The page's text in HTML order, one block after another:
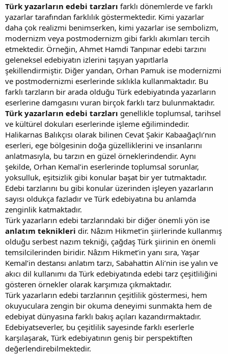
Türk yazarların edebi tarzları farklı dönemlerde ve farklı
yazarlar tarafından farklılık göstermektedir. Kimi yazarlar
daha çok realizmi benimserken, kimi yazarlar ise sembolizm,
modernizm veya postmodernizm gibi farklı akımları tercih
etmektedir. Örneğin, Ahmet Hamdi Tanpınar edebi tarzını
geleneksel edebiyatın izlerini taşıyan yapıtlarla
şekillendirmiştir. Diğer yandan, Orhan Pamuk ise modernizmi
ve postmodernizmi eserlerinde sıklıkla kullanmaktadır. Bu
farklı tarzların bir arada olduğu Türk edebiyatında yazarların
eserlerine damgasını vuran birçok farklı tarz bulunmaktadır.
Türk yazarların edebi tarzları genellikle toplumsal, tarihsel
ve kültürel dokuları eserlerinde işleme eğilimindedir.
Halikarnas Balıkçısı olarak bilinen Cevat Şakir Kabaağaçlı’nın
eserleri, ege bölgesinin doğa güzelliklerini ve insanlarını
anlatmasıyla, bu tarzın en güzel örneklerindendir. Aynı
şekilde, Orhan Kemal’in eserlerinde toplumsal sorunlar,
yoksulluk, eşitsizlik gibi konular başat bir yer tutmaktadır.
Edebi tarzlarını bu gibi konular üzerinden işleyen yazarların
sayısı oldukça fazladır ve Türk edebiyatına bu anlamda
zenginlik katmaktadır.
Türk yazarların edebi tarzlarındaki bir diğer önemli yön ise
anlatım teknikleri dir. Nâzım Hikmet’in şiirlerinde kullanmış
olduğu serbest nazım tekniği, çağdaş Türk şiirinin en önemli
temsilcilerinden biridir. Nâzım Hikmet’in yanı sıra, Yaşar
Kemal’in destansı anlatım tarzı, Sabahattin Ali’nin ise yalın ve
akıcı dil kullanımı da Türk edebiyatında edebi tarz çeşitliliğini
gösteren örnekler olarak karşımıza çıkmaktadır.
Türk yazarların edebi tarzlarının çeşitlilik göstermesi, hem
okuyuculara zengin bir okuma deneyimi sunmakta hem de
edebiyat dünyasına farklı bakış açıları kazandırmaktadır.
Edebiyatseverler, bu çeşitlilik sayesinde farklı eserlerle
karşılaşarak, Türk edebiyatının geniş bir perspektiften
değerlendirebilmektedir.